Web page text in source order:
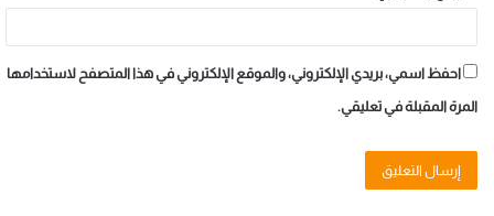
احفظ اسمي، بريدي الإلكتروني، والموقع الإلكتروني في هذا المتصفح لاستخدامها
المرة المقبلة في تعليقي.